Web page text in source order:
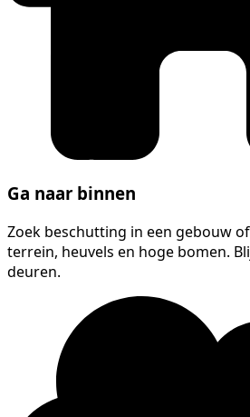
Ga naar binnen
Zoek beschutting in een gebouw
terrein, heuvels en hoge bomen.
deuren.